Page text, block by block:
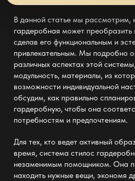
В данной статье мы рассмотрим,
гардеробная может
сделав его функциональным и
привлекательным. Мы подробно
различных аспектах этой
модульность, материалы, из
возможности индивидуальной
обсудим, как правильно
гардеробную, чтобы она
потребностям и предпочтениям.
Для тех, кто ведет активный
время, система стилос
незаменимым помощником. Она
находить нужные вещи, экономя